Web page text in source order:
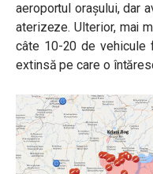
aeroportul orașului, dar
aterizeze. Ulterior, mai
câte 10-20 de vehicule
extinsă pe care o